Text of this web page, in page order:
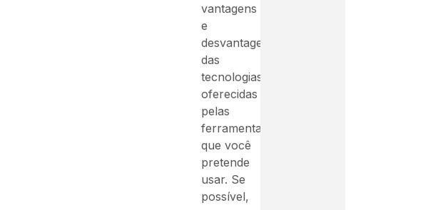
vantagens
e
desvantagens
das
tecnologias
oferecidas
pelas
ferramentas
que você
pretende
usar. Se
possível,